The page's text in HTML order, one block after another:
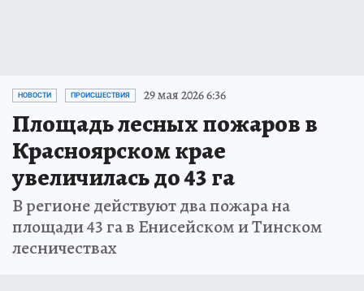
НОВОСТИ ПРОИСШЕСТВИЯ 29 мая 2026 6:36
Площадь лесных пожаров в
Красноярском крае
увеличилась до 43 га
В регионе действуют два пожара на
площади 43 га в Енисейском и Тинском
лесничествах